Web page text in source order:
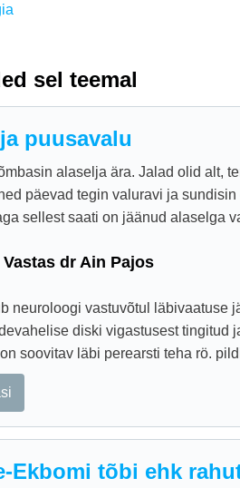
sel teemal
puusavalu
alaselja ära. Jalad olid alt,
päevad tegin valuravi ja
sellest saati on jäänud alaselga
Vastas dr Ain Pajos
neuroloogi vastuvõtul läbivaatuse
diski vigastusest tingitud
soovitav läbi perearsti teha rö.
Ekbomi tõbi ehk